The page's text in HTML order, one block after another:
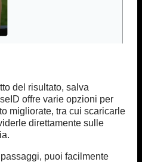
del risultato, salva
offre varie opzioni per
migliorate, tra cui scaricarle
direttamente sulle
puoi facilmente